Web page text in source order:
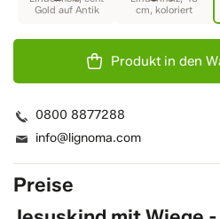
Preise
Produkt in den
0800 8877288
info@lignoma.com